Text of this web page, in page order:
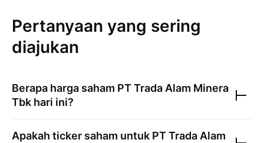
Pertanyaan yang sering
diajukan
Berapa harga saham PT Trada Alam Minera
Tbk hari ini?
Apakah ticker saham untuk PT Trada Alam